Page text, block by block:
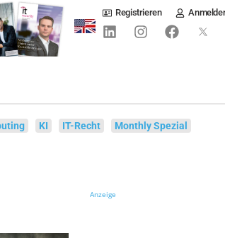
Registrieren
KI IT-Recht Monthly Spezial
Anzeige